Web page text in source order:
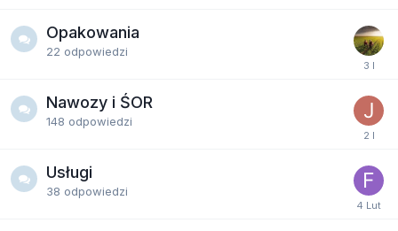
Opakowania
22 odpowiedzi
Nawozy i ŚOR
148 odpowiedzi
Usługi
38 odpowiedzi